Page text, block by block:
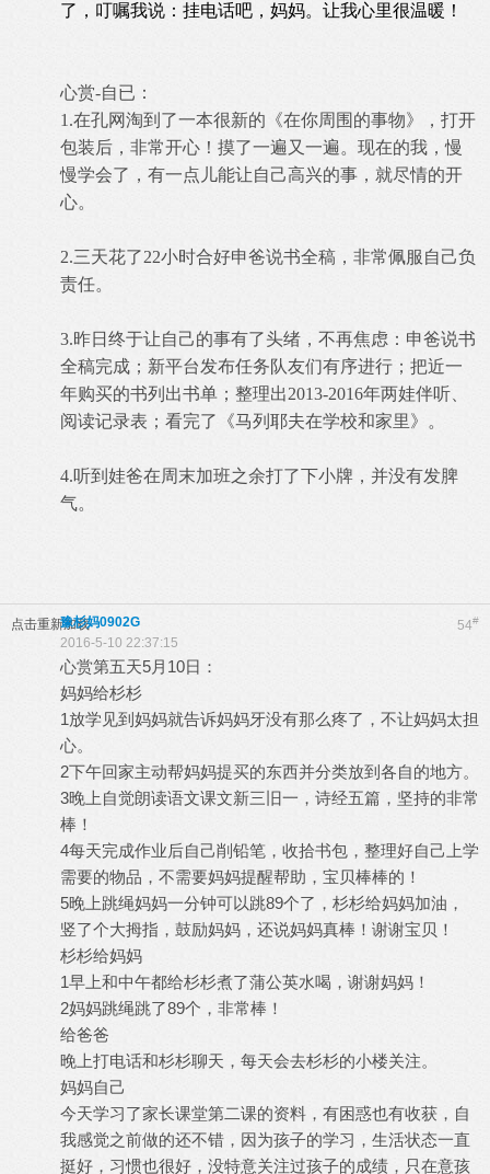
了，叮嘱我说：挂电话吧，妈妈。让我心里很温暖！
心赏-自已：
1.在孔网淘到了一本很新的《在你周围的事物》，打开
包装后，非常开心！摸了一遍又一遍。现在的我，慢
慢学会了，有一点儿能让自己高兴的事，就尽情的开
心。
2.三天花了22小时合好申爸说书全稿，非常佩服自己负
责任。
3.昨日终于让自己的事有了头绪，不再焦虑：申爸说书
全稿完成；新平台发布任务队友们有序进行；把近一
年购买的书列出书单；整理出2013-2016年两娃伴听、
阅读记录表；看完了《马列耶夫在学校和家里》。
4.听到娃爸在周末加班之余打了下小牌，并没有发脾
气。
点击重新加载 54#
豫杉妈0902G
2016-5-10 22:37:15
心赏第五天5月10日：
妈妈给杉杉
1放学见到妈妈就告诉妈妈牙没有那么疼了，不让妈妈太担
心。
2下午回家主动帮妈妈提买的东西并分类放到各自的地方。
3晚上自觉朗读语文课文新三旧一，诗经五篇，坚持的非常
棒！
4每天完成作业后自己削铅笔，收拾书包，整理好自己上学
需要的物品，不需要妈妈提醒帮助，宝贝棒棒的！
5晚上跳绳妈妈一分钟可以跳89个了，杉杉给妈妈加油，
竖了个大拇指，鼓励妈妈，还说妈妈真棒！谢谢宝贝！
杉杉给妈妈
1早上和中午都给杉杉煮了蒲公英水喝，谢谢妈妈！
2妈妈跳绳跳了89个，非常棒！
给爸爸
晚上打电话和杉杉聊天，每天会去杉杉的小楼关注。
妈妈自己
今天学习了家长课堂第二课的资料，有困惑也有收获，自
我感觉之前做的还不错，因为孩子的学习，生活状态一直
挺好，习惯也很好，没特意关注过孩子的成绩，只在意孩